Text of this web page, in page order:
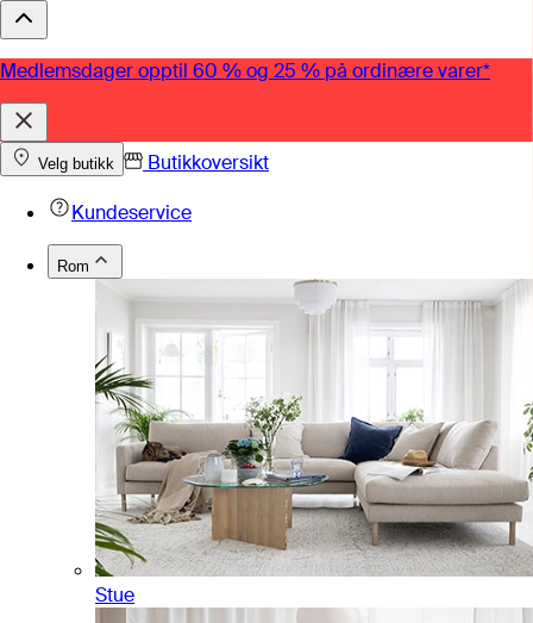
Medlemsdager opptil 60 % og 25 % på ordinære varer*
Velg butikk
Butikkoversikt
Kundeservice
Rom
Stue